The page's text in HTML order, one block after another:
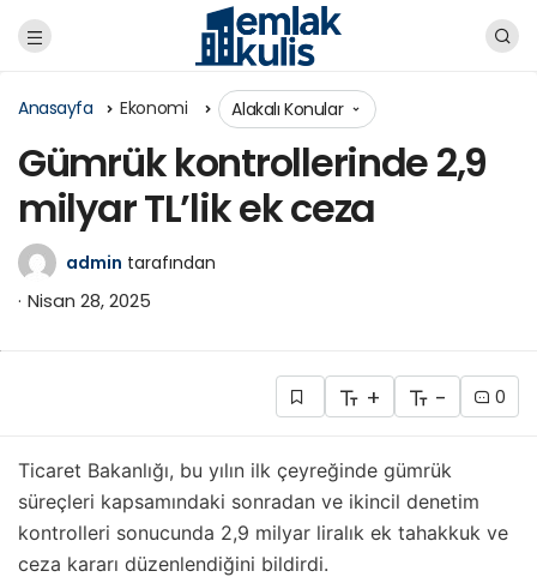
Anasayfa Ekonomi Alakalı Konular
Gümrük kontrollerinde 2,9
milyar TL’lik ek ceza
admin tarafından
Nisan 28, 2025
+ - 0
Ticaret Bakanlığı, bu yılın ilk çeyreğinde gümrük
süreçleri kapsamındaki sonradan ve ikincil denetim
kontrolleri sonucunda 2,9 milyar liralık ek tahakkuk ve
ceza kararı düzenlendiğini bildirdi.